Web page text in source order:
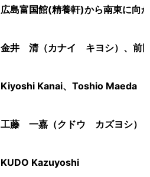
広島富国館(精養軒)から南東に向
金井 清（カナイ キヨシ）、前
Kiyoshi Kanai、Toshio Maeda
工藤 一嘉（クドウ カズヨシ）
KUDO Kazuyoshi